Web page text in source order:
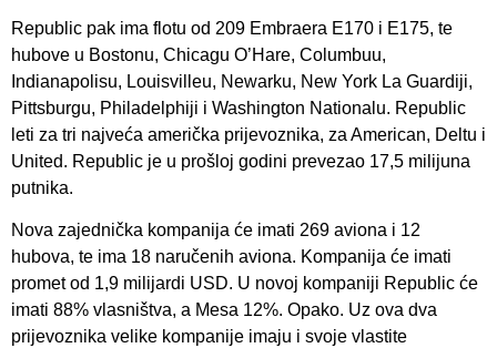
Republic pak ima flotu od 209 Embraera E170 i E175, te
hubove u Bostonu, Chicagu O’Hare, Columbuu,
Indianapolisu, Louisvilleu, Newarku, New York La Guardiji,
Pittsburgu, Philadelphiji i Washington Nationalu. Republic
leti za tri najveća američka prijevoznika, za American, Deltu i
United. Republic je u prošloj godini prevezao 17,5 milijuna
putnika.
Nova zajednička kompanija će imati 269 aviona i 12
hubova, te ima 18 naručenih aviona. Kompanija će imati
promet od 1,9 milijardi USD. U novoj kompaniji Republic će
imati 88% vlasništva, a Mesa 12%. Opako. Uz ova dva
prijevoznika velike kompanije imaju i svoje vlastite